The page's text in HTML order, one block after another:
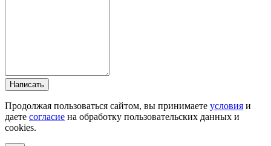
Написать
Продолжая пользоваться сайтом, вы принимаете условия и
даете согласие на обработку пользовательских данных и
cookies.